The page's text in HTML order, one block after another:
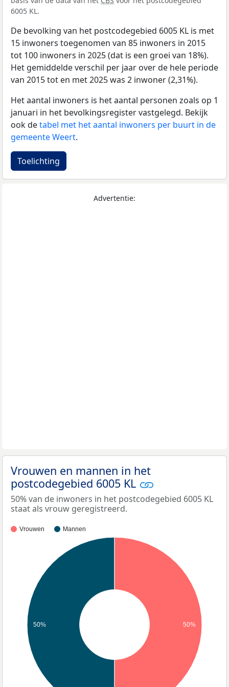
6005 KL.
De bevolking van het postcodegebied 6005 KL is met
15 inwoners toegenomen van 85 inwoners in 2015
tot 100 inwoners in 2025 (dat is een groei van 18%).
Het gemiddelde verschil per jaar over de hele periode
van 2015 tot en met 2025 was 2 inwoner (2,31%).
Het aantal inwoners is het aantal personen zoals op 1
januari in het bevolkingsregister vastgelegd. Bekijk
ook detabel met het aantal inwoners per buurt in de
gemeente Weert.
Toelichting
Advertentie:
Vrouwen en mannen in het
postcodegebied 6005 KL
50% van de inwoners in het postcodegebied 6005 KL
staat als vrouw geregistreerd.
Vrouwen Mannen
50% 50%